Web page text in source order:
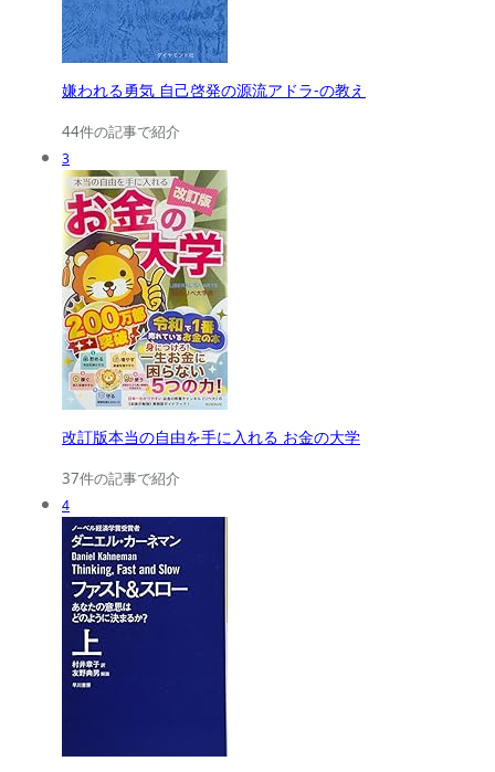
嫌われる勇気 自己啓発の源流アドラ-の教え
44件の記事で紹介
3
改訂版本当の自由を手に入れる お金の大学
37件の記事で紹介
4